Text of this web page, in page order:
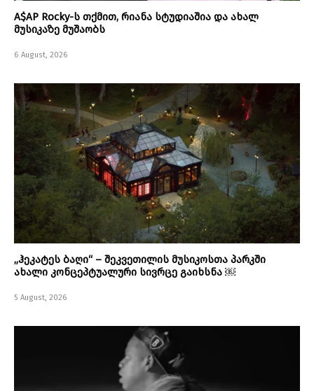
A$AP Rocky-ს თქმით, რიანა სტუდიაშია და ახალ
მუსიკაზე მუშაობს
6 August, 2026
„ჰეკატეს ბაღი“ – შეკვეთილის მუსიკოსთა პარკში
ახალი კონცეპტუალური სივრცე გაიხსნა ￼
5 August, 2026